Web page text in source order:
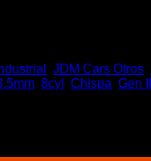
JDM Cars Otros
8cyl Chispa Gen III